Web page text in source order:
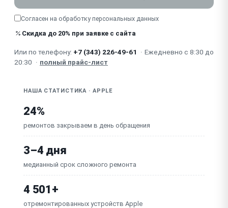
Зависает / сбой visionOS / нужно восстановление
Band)
Попадание влаги / окисление
Согласен на обработку персональных данных
Скидка до 20% при заявке с сайта
Или по телефону: +7 (343) 226-49-61 · Ежедневно с 8:30 до
20:30 · полный прайс-лист
НАША СТАТИСТИКА · APPLE
24%
ремонтов закрываем в день обращения
3–4 дня
медианный срок сложного ремонта
4 501+
отремонтированных устройств Apple